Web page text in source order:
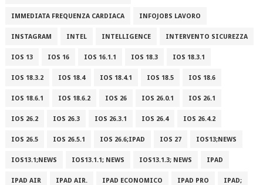
IMMEDIATA FREQUENZA CARDIACA INFOJOBS LAVORO
INSTAGRAM INTEL INTELLIGENCE INTERVENTO SICUREZZA
IOS 13 IOS 16 IOS 16.1.1 IOS 18.3 IOS 18.3.1
IOS 18.3.2 IOS 18.4 IOS 18.4.1 IOS 18.5 IOS 18.6
IOS 18.6.1 IOS 18.6.2 IOS 26 IOS 26.0.1 IOS 26.1
IOS 26.2 IOS 26.3 IOS 26.3.1 IOS 26.4 IOS 26.4.2
IOS 26.5 IOS 26.5.1 IOS 26.6;IPAD IOS 27 IOS13;NEWS
IOS13.1;NEWS IOS13.1.1; NEWS IOS13.1.3; NEWS IPAD
IPAD AIR IPAD AIR. IPAD ECONOMICO IPAD PRO IPAD;